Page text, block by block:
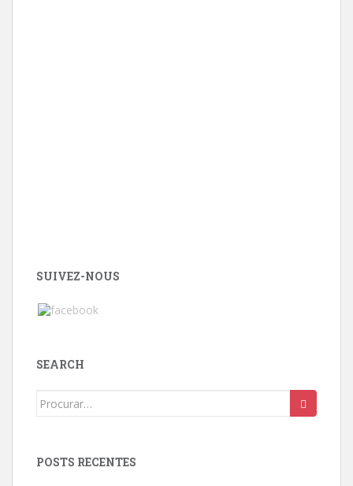
SUIVEZ-NOUS
SEARCH
Search
POSTS RECENTES